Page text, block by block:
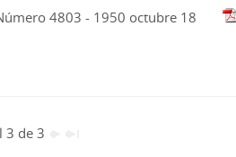
4803 - 1950 octubre 18
3 de 3